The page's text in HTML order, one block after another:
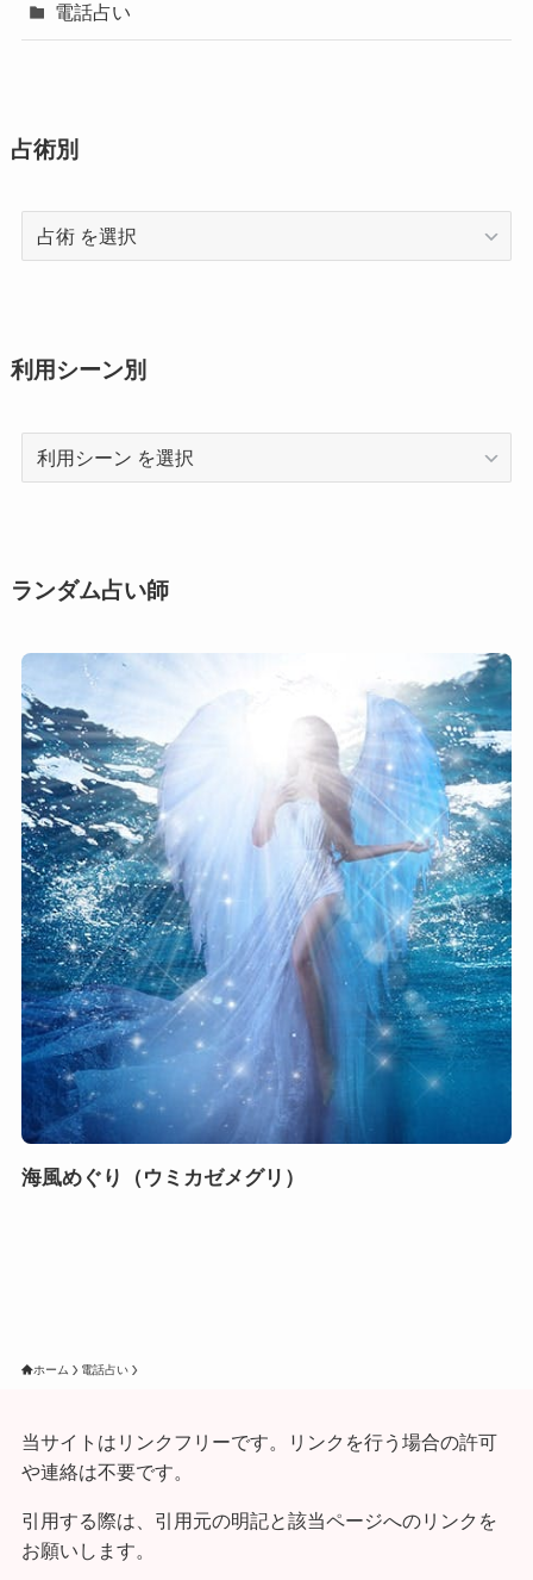
電話占い
占術別
術
利用シーン別
利
用
ン
ランダム占い師
海風めぐり（ウミカゼメグリ）
ホーム 電話占い
当サイトはリンクフリーです。リンクを行う場合の許可
や連絡は不要です。
引用する際は、引用元の明記と該当ページへのリンクを
お願いします。